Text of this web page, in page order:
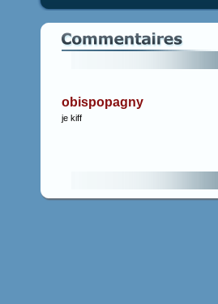
obispopagny
je kiff